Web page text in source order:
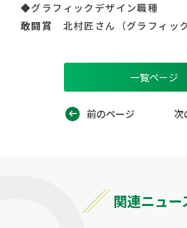
◆グラフィックデザイン職種
敢闘賞
北村匠さん（グラフィッ
前のページ
一覧ページ
次
関連ニュー